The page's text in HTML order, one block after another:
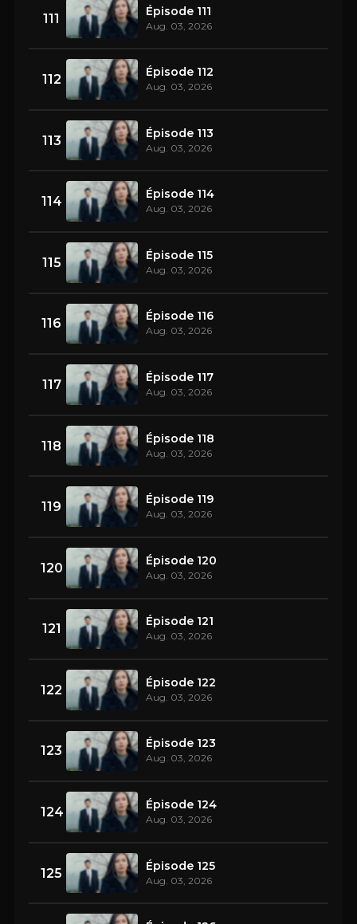
111 Épisode 111
Aug. 03, 2026
112 Épisode 112
Aug. 03, 2026
113 Épisode 113
Aug. 03, 2026
114 Épisode 114
Aug. 03, 2026
115 Épisode 115
Aug. 03, 2026
116 Épisode 116
Aug. 03, 2026
117 Épisode 117
Aug. 03, 2026
118 Épisode 118
Aug. 03, 2026
119 Épisode 119
Aug. 03, 2026
120 Épisode 120
Aug. 03, 2026
121 Épisode 121
Aug. 03, 2026
122 Épisode 122
Aug. 03, 2026
123 Épisode 123
Aug. 03, 2026
124 Épisode 124
Aug. 03, 2026
125 Épisode 125
Aug. 03, 2026